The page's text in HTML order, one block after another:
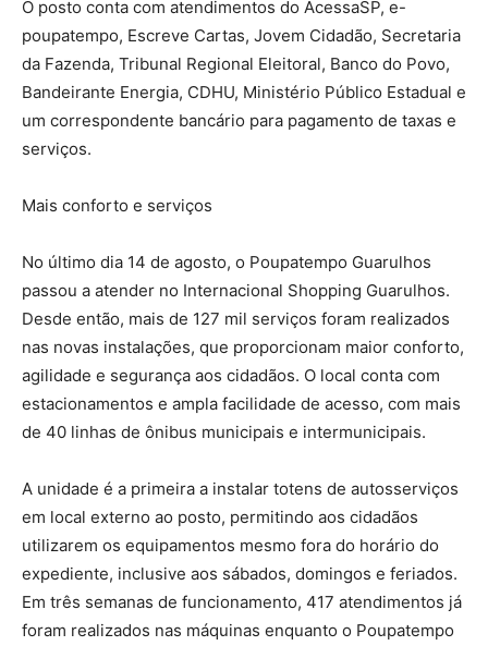
O posto conta com atendimentos do AcessaSP, e-
poupatempo, Escreve Cartas, Jovem Cidadão, Secretaria
da Fazenda, Tribunal Regional Eleitoral, Banco do Povo,
Bandeirante Energia, CDHU, Ministério Público Estadual e
um correspondente bancário para pagamento de taxas e
serviços.
Mais conforto e serviços
No último dia 14 de agosto, o Poupatempo Guarulhos
passou a atender no Internacional Shopping Guarulhos.
Desde então, mais de 127 mil serviços foram realizados
nas novas instalações, que proporcionam maior conforto,
agilidade e segurança aos cidadãos. O local conta com
estacionamentos e ampla facilidade de acesso, com mais
de 40 linhas de ônibus municipais e intermunicipais.
A unidade é a primeira a instalar totens de autosserviços
em local externo ao posto, permitindo aos cidadãos
utilizarem os equipamentos mesmo fora do horário do
expediente, inclusive aos sábados, domingos e feriados.
Em três semanas de funcionamento, 417 atendimentos já
foram realizados nas máquinas enquanto o Poupatempo